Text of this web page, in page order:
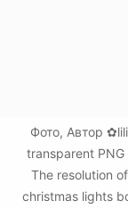
Фото, Автор
transparent
The resolution
christmas lights